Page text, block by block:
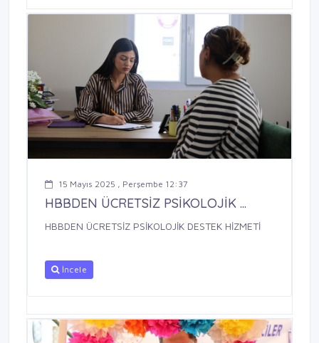
15 Mayıs 2025 , Perşembe 12:37
HBBDEN ÜCRETSİZ PSİKOLOJİK ...
HBBDEN ÜCRETSİZ PSİKOLOJİK DESTEK HİZMETİ
İncele